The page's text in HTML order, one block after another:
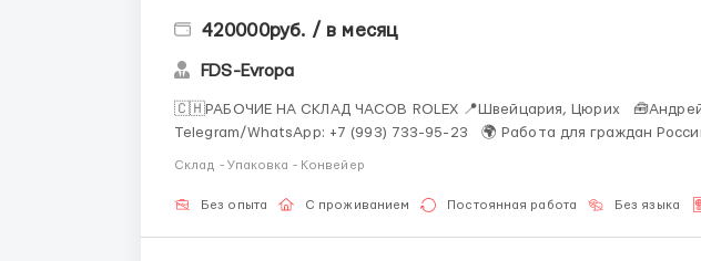
420000руб. / в месяц
FDS-Evropa
🇨🇭РАБОЧИЕ НА СКЛАД ЧАСОВ ROLEX 📍Швейцария, Цюрих 🧰Андрей Николаевич 📲
Telegram/WhatsApp: +7 (993) 733-95-23 🌍 Работа для граждан России и СНГ: Таджикистан,
Склад - Упаковка - Конвейер
Без опыта С проживанием Постоянная работа Без языка